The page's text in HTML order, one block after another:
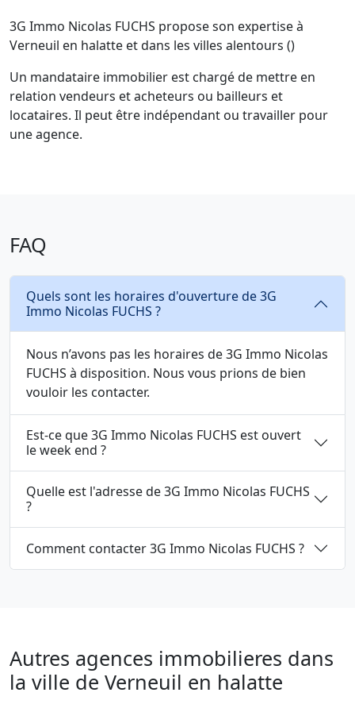
3G Immo Nicolas FUCHS propose son expertise à
Verneuil en halatte et dans les villes alentours ()
Un mandataire immobilier est chargé de mettre en
relation vendeurs et acheteurs ou bailleurs et
locataires. Il peut être indépendant ou travailler pour
une agence.
FAQ
Quels sont les horaires d'ouverture de 3G
Immo Nicolas FUCHS ?
Nous n’avons pas les horaires de 3G Immo Nicolas
FUCHS à disposition. Nous vous prions de bien
vouloir les contacter.
Est-ce que 3G Immo Nicolas FUCHS est ouvert
le week end ?
Quelle est l'adresse de 3G Immo Nicolas FUCHS
?
Comment contacter 3G Immo Nicolas FUCHS ?
Autres agences immobilieres dans
la ville de Verneuil en halatte